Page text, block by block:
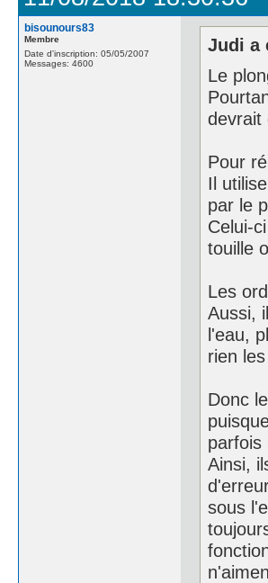
bisounours83
Membre
Date d'inscription: 05/05/2007
Messages: 4600
Judi a
Le
devrait
Pour
Il
par le
Celui-
touille
Les
Aussi,
l'eau,
rien
Donc
parfois
Ainsi,
sous